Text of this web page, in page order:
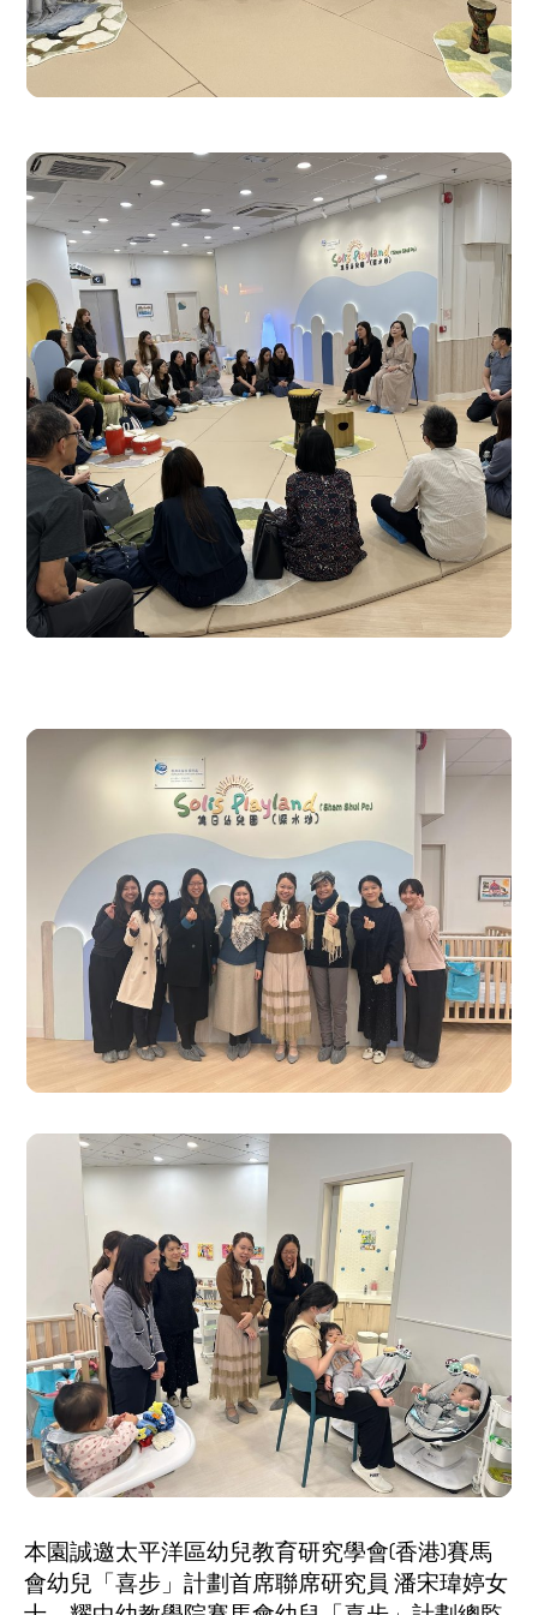
本園誠邀太平洋區幼兒教育研究學會(香港)賽馬
會幼兒「喜步」計劃首席聯席研究員 潘宋瑋婷女